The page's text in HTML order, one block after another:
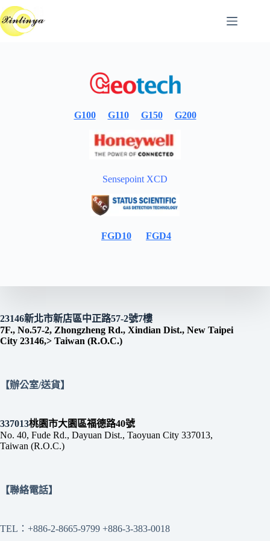
跳
至
主
G100 G110 G150 G200
Sensepoint XCD
FGD10 FGD4
23146新北市新店區中正路57-2號7樓
7F., No.57-2, Zhongzheng Rd., Xindian Dist., New Taipei
City 23146,> Taiwan (R.O.C.)
【辦公室/送貨】
337013桃園市大園區福德路40號
No. 40, Fude Rd., Dayuan Dist., Taoyuan City 337013,
Taiwan (R.O.C.)
【聯絡電話】
TEL：+886-2-8665-9799 +886-3-383-0018